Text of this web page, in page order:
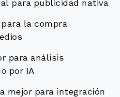
para publicidad nativa
la compra
para análisis
por IA
mejor para integración